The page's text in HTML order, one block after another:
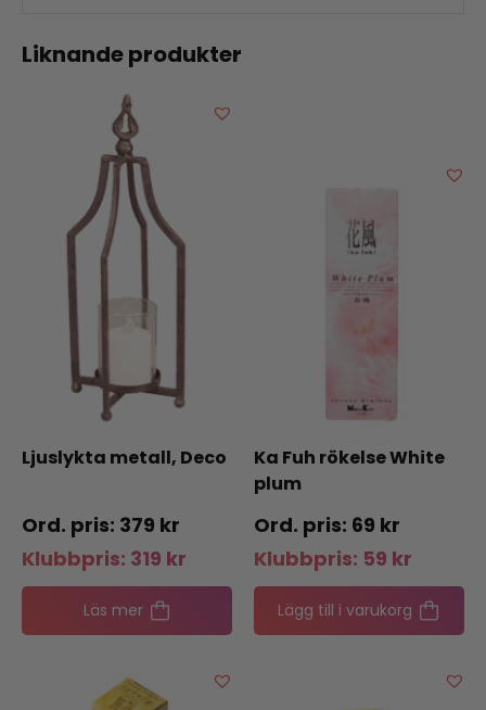
Liknande produkter
Ljuslykta metall, Deco
379 kr
Klubbpris: 319 kr
Läs mer
Ka Fuh rökelse White
plum
69 kr
Klubbpris: 59 kr
Lägg till i varukorg